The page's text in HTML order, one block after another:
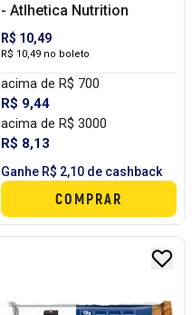
- Atlhetica Nutrition
R$ 10,49
R$ 10,49 no boleto
acima de R$ 700
R$ 9,44
acima de R$ 3000
R$ 8,13
Ganhe R$ 2,10 de cashback
COMPRAR